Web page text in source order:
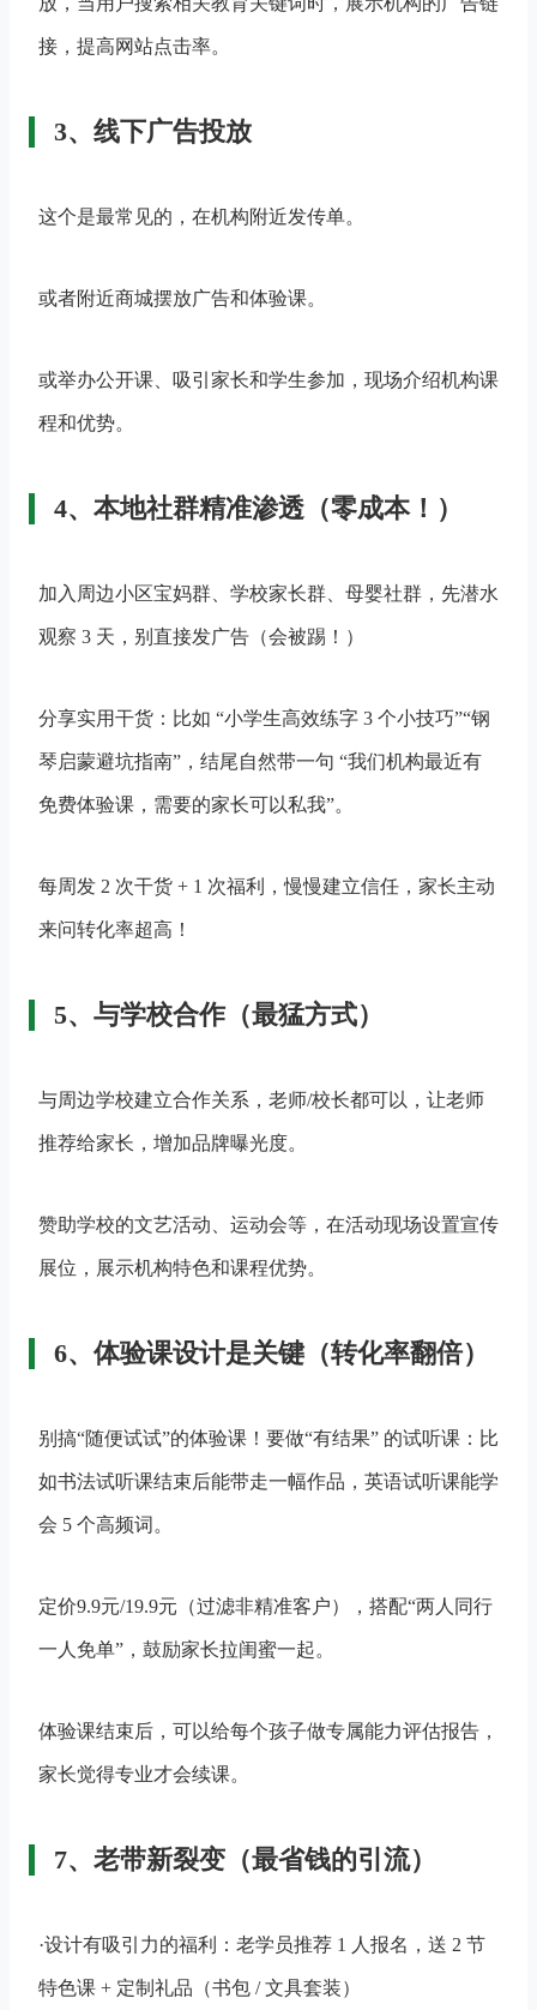
接，提高网站点击率。
3、线下广告投放
这个是最常见的，在机构附近发传单。
或者附近商城摆放广告和体验课。
或举办公开课、吸引家长和学生参加，现场介绍机构课
程和优势。
4、本地社群精准渗透（零成本！）
加入周边小区宝妈群、学校家长群、母婴社群，先潜水
观察 3 天，别直接发广告（会被踢！）
分享实用干货：比如 “小学生高效练字 3 个小技巧”“钢
琴启蒙避坑指南”，结尾自然带一句 “我们机构最近有
免费体验课，需要的家长可以私我”​。
每周发 2 次干货 + 1 次福利，慢慢建立信任，家长主动
来问转化率超高！
5、与学校合作（最猛方式）
与周边学校建立合作关系，老师/校长都可以，让老师
推荐给家长，增加品牌曝光度。
赞助学校的文艺活动、运动会等，在活动现场设置宣传
展位，展示机构特色和课程优势。
6、体验课设计是关键（转化率翻倍）
别搞“随便试试”的体验课！要做“有结果” 的试听课：比
如书法试听课结束后能带走一幅作品，英语试听课能学
会 5 个高频词​。
定价9.9元/19.9元（过滤非精准客户），搭配“两人同行
一人免单”，鼓励家长拉闺蜜一起​。
体验课结束后，可以给每个孩子做专属能力评估报告，
家长觉得专业才会续课。
7、老带新裂变（最省钱的引流）
·设计有吸引力的福利：老学员推荐 1 人报名，送 2 节
特色课 + 定制礼品（书包 / 文具套装）